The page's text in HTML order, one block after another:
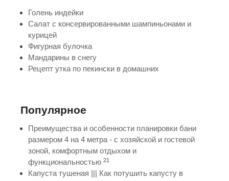
Голень индейки
Салат с консервированными шампиньонами и
курицей
Фигурная булочка
Мандарины в снегу
Рецепт утка по пекински в домашних
Популярное
Преимущества и особенности планировки бани
размером 4 на 4 метра - с хозяйской и гостевой
зоной, комфортным отдыхом и
функциональностью 21
Капуста тушеная ||| Как потушить капусту в